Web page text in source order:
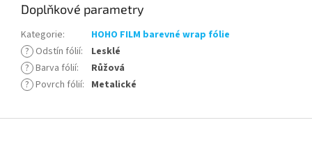
Doplňkové parametry
Kategorie:
HOHO FILM barevné wrap fólie
? Odstín fólií:
Lesklé
? Barva fólií:
Růžová
? Povrch fólií: Metalické